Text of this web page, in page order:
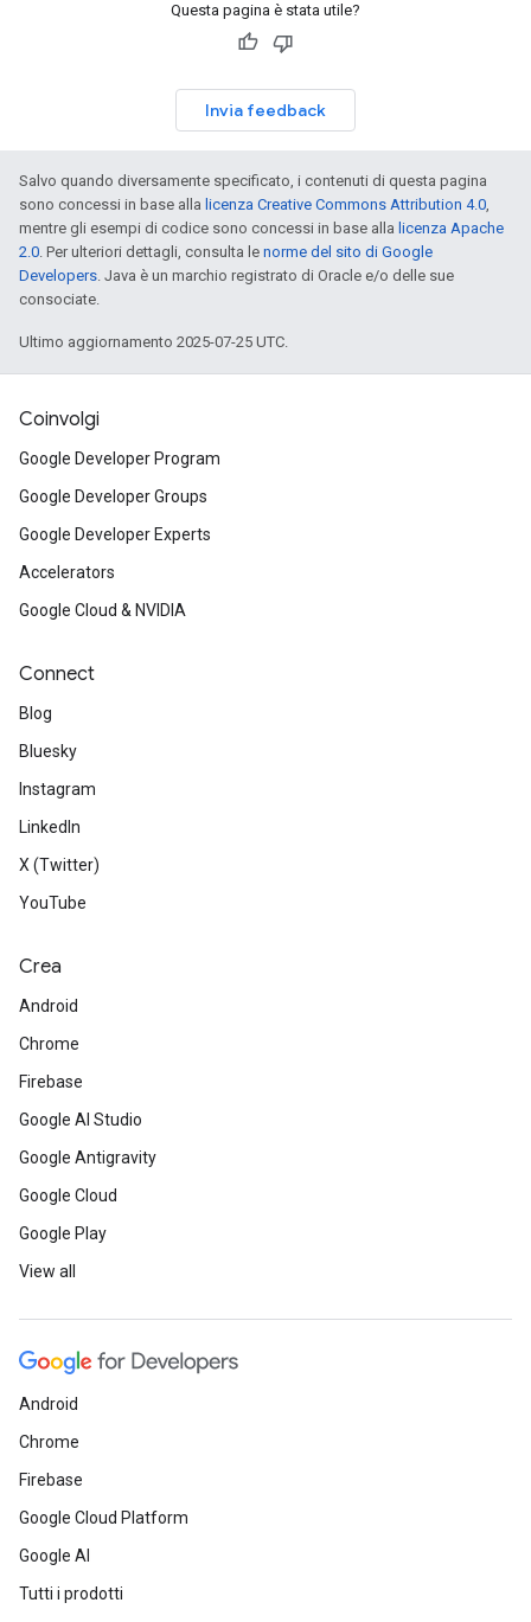
Questa pagina è stata utile?
Invia feedback
Salvo quando diversamente specificato, i contenuti di questa pagina
sono concessi in base alla licenza Creative Commons Attribution 4.0,
mentre gli esempi di codice sono concessi in base alla licenza Apache
2.0. Per ulteriori dettagli, consulta le norme del sito di Google
Developers. Java è un marchio registrato di Oracle e/o delle sue
consociate.
Ultimo aggiornamento 2025-07-25 UTC.
Coinvolgi
Google Developer Program
Google Developer Groups
Google Developer Experts
Accelerators
Google Cloud & NVIDIA
Connect
Blog
Bluesky
Instagram
LinkedIn
X (Twitter)
YouTube
Crea
Android
Chrome
Firebase
Google AI Studio
Google Antigravity
Google Cloud
Google Play
View all
Android
Chrome
Firebase
Google Cloud Platform
Google AI
Tutti i prodotti